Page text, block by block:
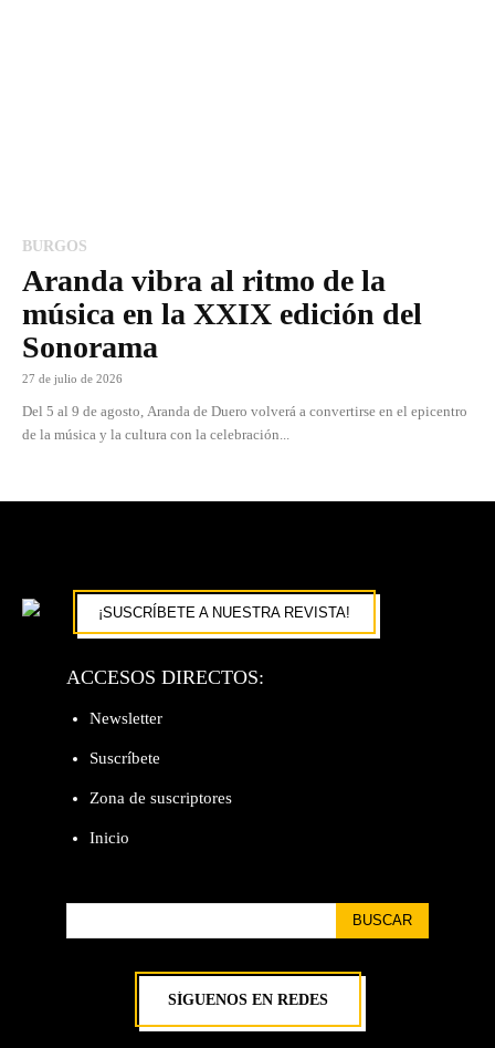
BURGOS
Aranda vibra al ritmo de la
música en la XXIX edición del
Sonorama
27 de julio de 2026
Del 5 al 9 de agosto, Aranda de Duero volverá a convertirse en el epicentro
de la música y la cultura con la celebración...
¡SUSCRÍBETE A NUESTRA REVISTA!
ACCESOS DIRECTOS:
Newsletter
Suscríbete
Zona de suscriptores
Inicio
BUSCAR
SÍGUENOS EN REDES